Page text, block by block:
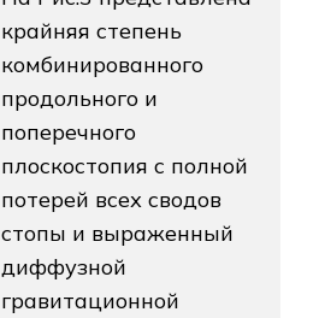
крайняя степень
комбинированного
продольного и
поперечного
плоскостопия с полной
потерей всех сводов
стопы и выраженный
диффузной
гравитационной